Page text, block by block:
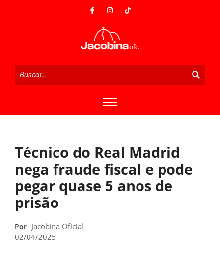
Técnico do Real Madrid
nega fraude fiscal e pode
pegar quase 5 anos de
prisão
Por Jacobina Oficial
02/04/2025